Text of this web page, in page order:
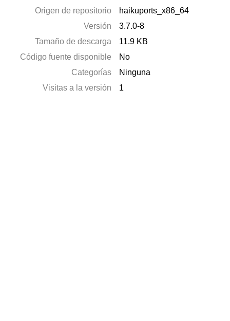
Origen de repositorio
haikuports_x86_64
Versión
3.7.0-8
Tamaño de descarga
11.9 KB
Código fuente disponible
No
Categorías
Ninguna
Visitas a la versión
1